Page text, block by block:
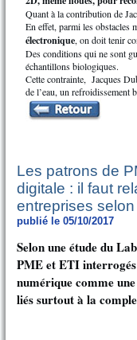
Quant à la contribution de
En effet, parmi les obstacles
électronique, on doit tenir
Des conditions qui ne sont
échantillons biologiques.
Cette contrainte, Jacques
de l’eau, un refroidissement
Les patrons de
digitale : il faut
entreprises selon
publié le 05/10/2017
Selon une étude du
PME et ETI
numérique comme
liés surtout à la